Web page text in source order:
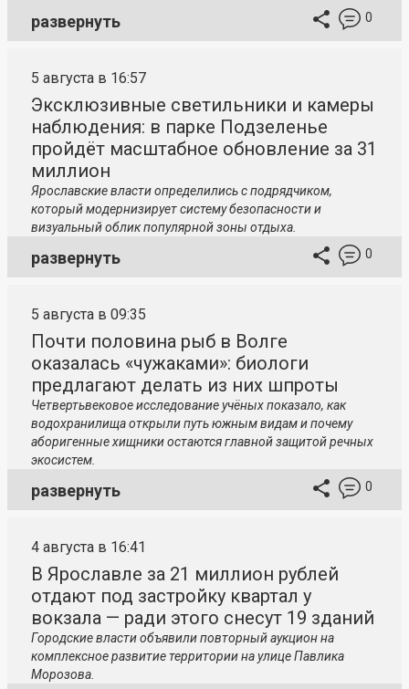
развернуть 0
5 августа в 16:57
Эксклюзивные светильники и камеры
наблюдения: в парке Подзеленье
пройдёт масштабное обновление за 31
миллион
Ярославские власти определились с подрядчиком,
который модернизирует систему безопасности и
визуальный облик популярной зоны отдыха.
развернуть 0
5 августа в 09:35
Почти половина рыб в Волге
оказалась «чужаками»: биологи
предлагают делать из них шпроты
Четвертьвековое исследование учёных показало, как
водохранилища открыли путь южным видам и почему
аборигенные хищники остаются главной защитой речных
экосистем.
развернуть 0
4 августа в 16:41
В Ярославле за 21 миллион рублей
отдают под застройку квартал у
вокзала — ради этого снесут 19 зданий
Городские власти объявили повторный аукцион на
комплексное развитие территории на улице Павлика
Морозова.